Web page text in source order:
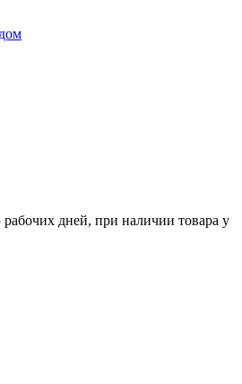
дней, при наличии товара у